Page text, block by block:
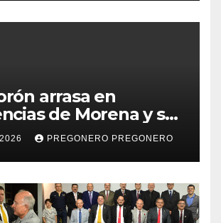
arrasa en
de Morena y se
la gubernatura
en 2027
PREGONERO PREGONERO